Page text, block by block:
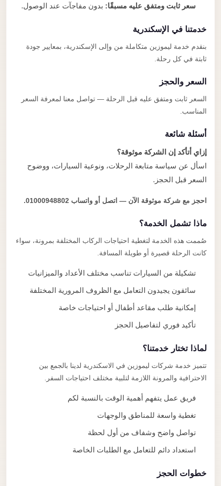
سعر ثابت ومتفق عليه مسبقًا:بدون مفاجآت عند الوصول.
خدمتنا في الإسكندرية
بنقدم خدمة ليموزين متكاملة من وإلى الإسكندرية، بمعايير جودة
ثابتة في كل رحلة.
السعر والحجز
السعر ثابت ومتفق عليه قبل الرحلة — تواصل معنا لمعرفة السعر
المناسب.
أسئلة شائعة
إزاي أتأكد إن الشركة موثوقة؟
اسأل عن سياسة متابعة الرحلات، ونوعية السيارات، ووضوح
السعر قبل الحجز.
احجز مع شركة موثوقة الآن — اتصل أو واتساب 01000948802.
ماذا تشمل الخدمة؟
صُممت هذه الخدمة لتغطية احتياجات الركاب المختلفة بمرونة، سواء
كانت الرحلة قصيرة أو طويلة المسافة.
تشكيلة من السيارات تناسب مختلف الأعداد والميزانيات
سائقون يجيدون التعامل مع الظروف المرورية المختلفة
إمكانية طلب مقاعد أطفال أو احتياجات خاصة
تأكيد فوري لتفاصيل الحجز
لماذا تختار خدمتنا؟
تتميز خدمة شركات ليموزين في الاسكندرية لدينا بالجمع بين
الاحترافية والمرونة اللازمة لتلبية مختلف احتياجات السفر.
فريق عمل يتفهم أهمية الوقت بالنسبة لكم
تغطية واسعة للمناطق والوجهات
تواصل واضح وشفاف من أول لحظة
استعداد دائم للتعامل مع الطلبات الخاصة
خطوات الحجز